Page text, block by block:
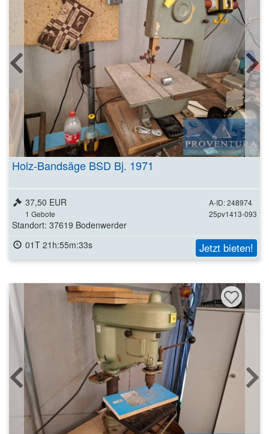
Holz-Bandsäge BSD Bj. 1971
A-ID: 248974
25pv1413-093
37,50 EUR
1 Gebote
Standort: 37619 Bodenwerder
01T 21h:55m:31s
Jetzt bieten!